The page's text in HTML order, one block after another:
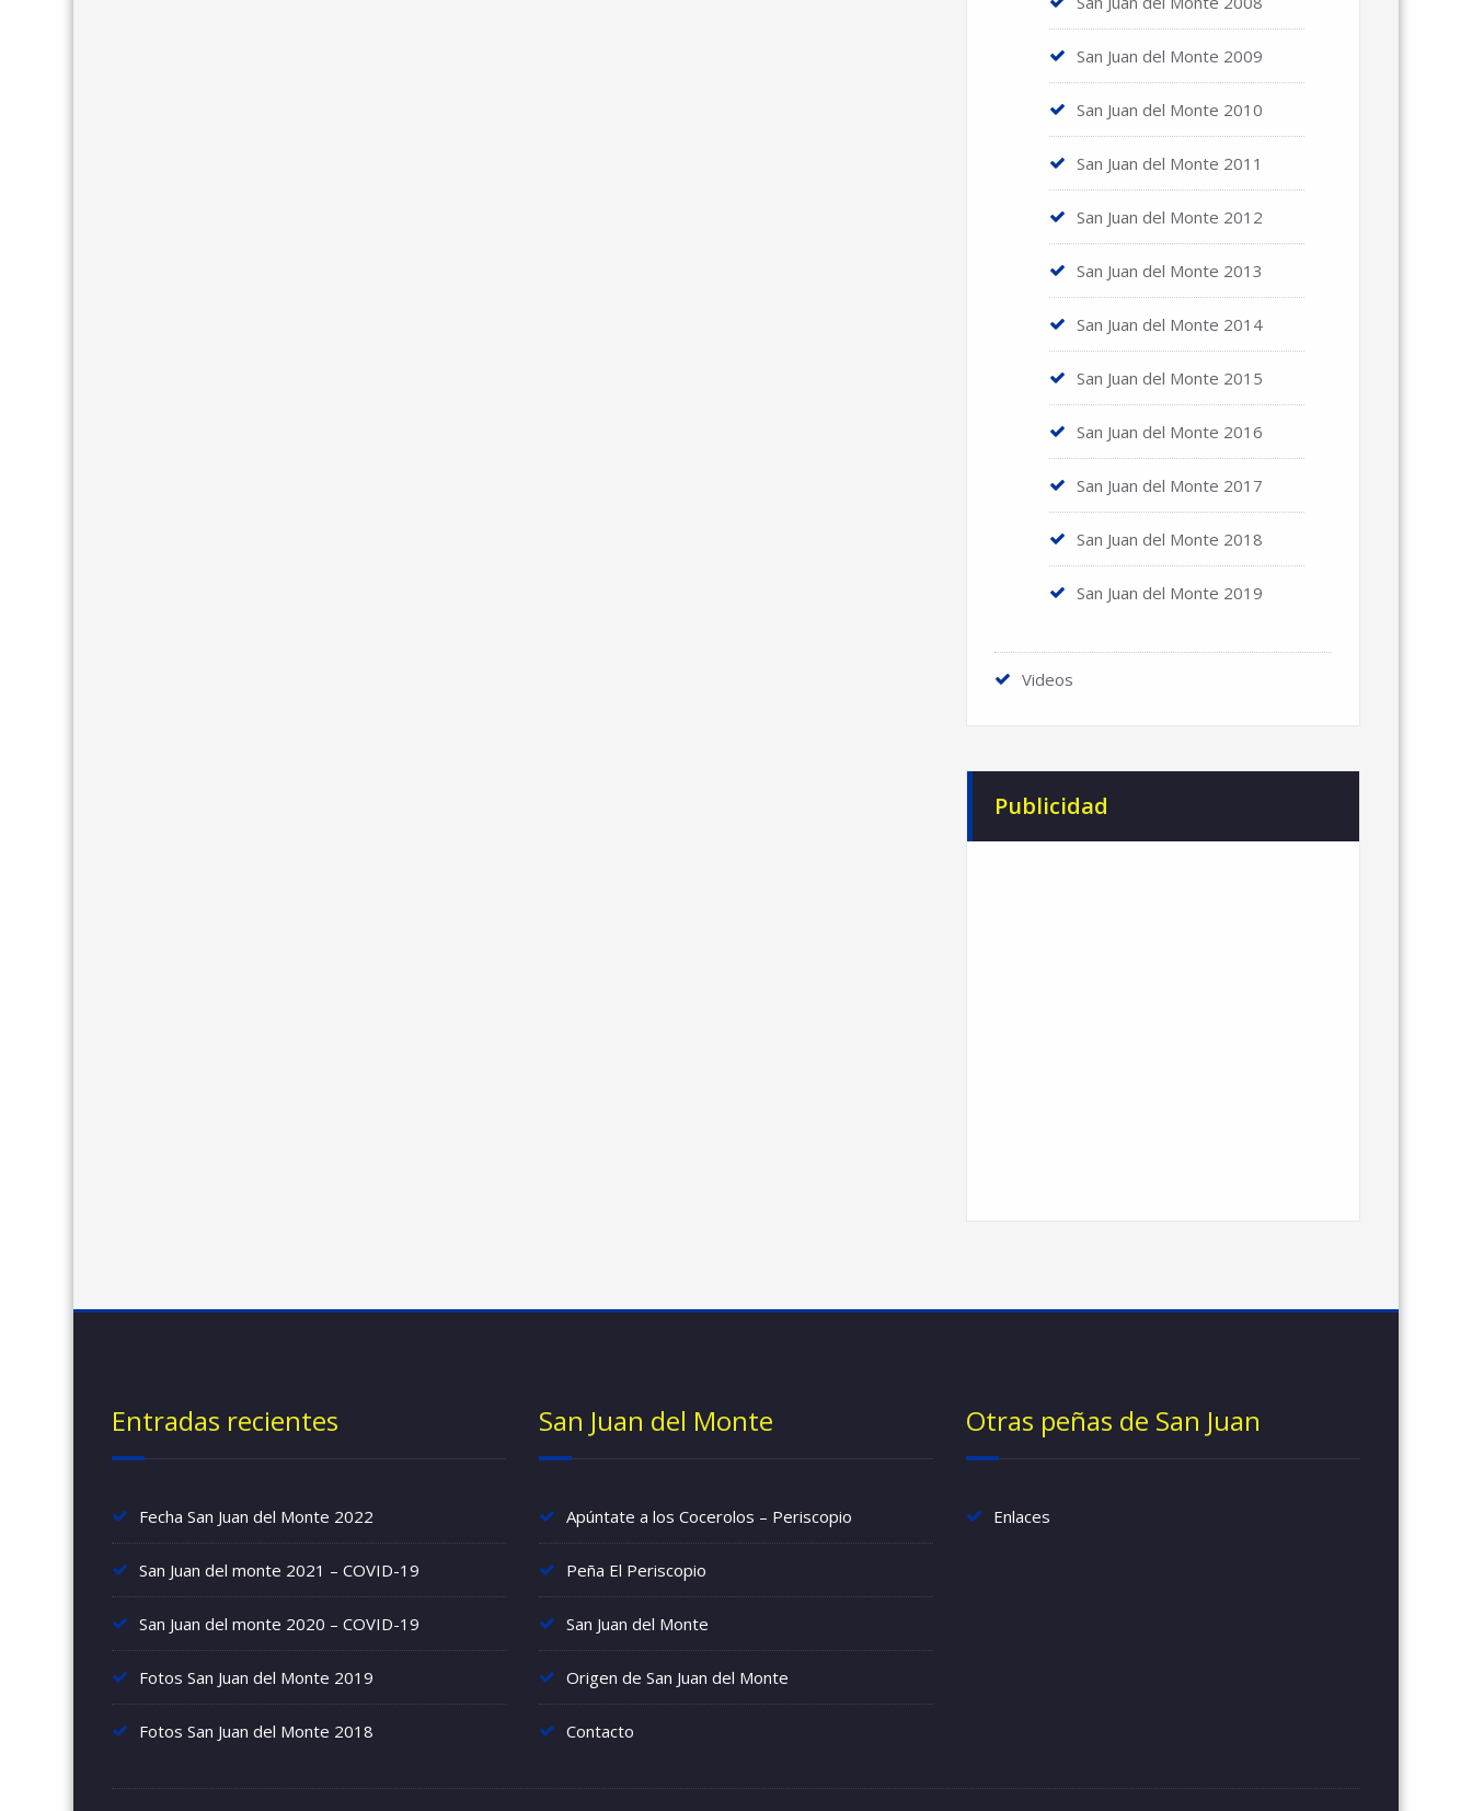
San Juan del Monte 2009
San Juan del Monte 2010
San Juan del Monte 2011
San Juan del Monte 2012
San Juan del Monte 2013
San Juan del Monte 2014
San Juan del Monte 2015
San Juan del Monte 2016
San Juan del Monte 2017
San Juan del Monte 2018
San Juan del Monte 2019
Videos
Publicidad
Entradas recientes
Fecha San Juan del Monte 2022
San Juan del monte 2021 – COVID-19
San Juan del monte 2020 – COVID-19
Fotos San Juan del Monte 2019
Fotos San Juan del Monte 2018
San Juan del Monte
Apúntate a los Cocerolos – Periscopio
Peña El Periscopio
San Juan del Monte
Origen de San Juan del Monte
Contacto
Otras peñas de San Juan
Enlaces